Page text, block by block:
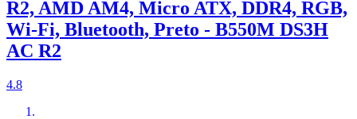
R2, AMD AM4, Micro ATX, DDR4, RGB,
Wi-Fi, Bluetooth, Preto - B550M DS3H
AC R2
4.8